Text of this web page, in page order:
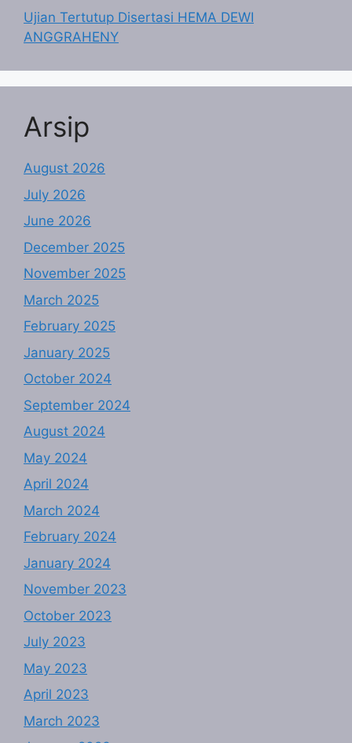
Ujian Tertutup Disertasi HEMA DEWI
ANGGRAHENY
Arsip
August 2026
July 2026
June 2026
December 2025
November 2025
March 2025
February 2025
January 2025
October 2024
September 2024
August 2024
May 2024
April 2024
March 2024
February 2024
January 2024
November 2023
October 2023
July 2023
May 2023
April 2023
March 2023